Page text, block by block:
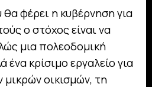
φέρει η κυβέρνηση για
ο στόχος είναι να
μια πολεοδομική
ένα κρίσιμο εργαλείο για
οικισμών, τη